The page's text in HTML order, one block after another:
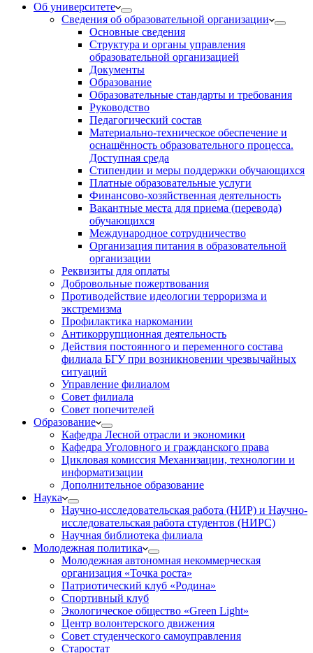
Об университете
Сведения об образовательной организации
Основные сведения
Структура и органы управления
образовательной организацией
Документы
Образование
Образовательные стандарты и требования
Руководство
Педагогический состав
Материально-техническое обеспечение и
оснащённость образовательного процесса.
Доступная среда
Стипендии и меры поддержки обучающихся
Платные образовательные услуги
Финансово-хозяйственная деятельность
Вакантные места для приема (перевода)
обучающихся
Международное сотрудничество
Организация питания в образовательной
организации
Реквизиты для оплаты
Добровольные пожертвования
Противодействие идеологии терроризма и
экстремизма
Профилактика наркомании
Антикоррупционная деятельность
Действия постоянного и переменного состава
филиала БГУ при возникновении чрезвычайных
ситуаций
Управление филиалом
Совет филиала
Совет попечителей
Образование
Кафедра Лесной отрасли и экономики
Кафедра Уголовного и гражданского права
Цикловая комиссия Механизации, технологии и
информатизации
Дополнительное образование
Наука
Научно-исследовательская работа (НИР) и Научно-
исследовательская работа студентов (НИРС)
Научная библиотека филиала
Молодежная политика
Молодежная автономная некоммерческая
организация «Точка роста»
Патриотический клуб «Родина»
Спортивный клуб
Экологическое общество «Green Light»
Центр волонтерского движения
Совет студенческого самоуправления
Старостат